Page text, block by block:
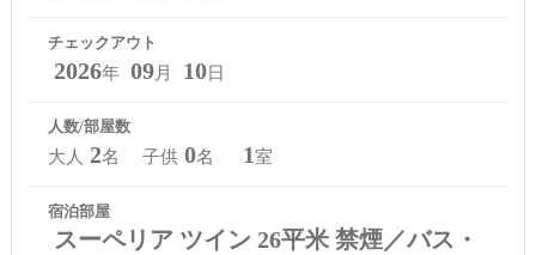
チェックアウト
2026年 09月 10日
人数/部屋数
大人 2名 子供 0名 1室
宿泊部屋
スーペリア ツイン 26平米 禁煙／バス・